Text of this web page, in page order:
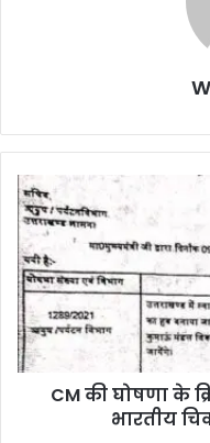
CM की घोषणा के
भारतीय